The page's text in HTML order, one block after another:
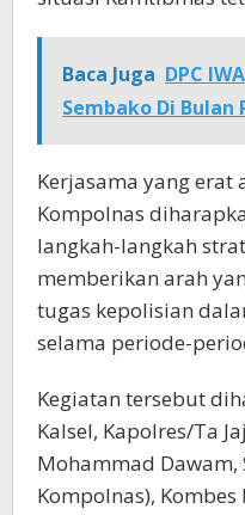
Baca Juga DPC
Sembako Di Bulan
Kerjasama yang erat
Kompolnas
langkah-langkah
memberikan arah
tugas kepolisian
selama periode-
Kegiatan tersebut
Kalsel, Kapolres/Ta
Mohammad Dawam,
Kompolnas), Kombes